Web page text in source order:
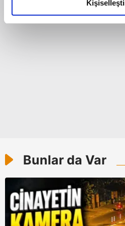
elimizden gelen çabayı
reklamların maliyetlerimizi
toplumu hizmetlerinin sunulması
kılınması ve kişiselleştirilmesi
reklam/pazarlama faaliyetlerinin
sınırlı olarak açık rızanız
Bunlar da Var